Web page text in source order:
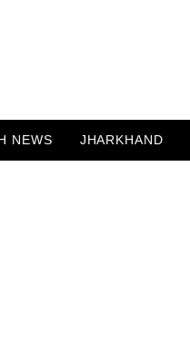
NEWS JHARKHAND